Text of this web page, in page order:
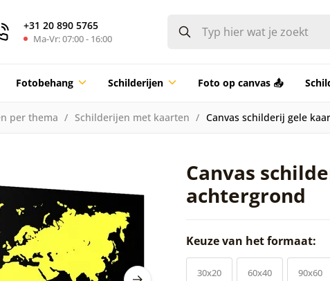
+31 20 890 5765
Ma-Vr: 07:00 - 16:00
Fotobehang Schilderijen Foto op canvas 📤
per thema Schilderijen met kaarten Canvas schilderij gele
Canvas
achtergrond
Keuze van het formaat:
30x20 60x40 90x60